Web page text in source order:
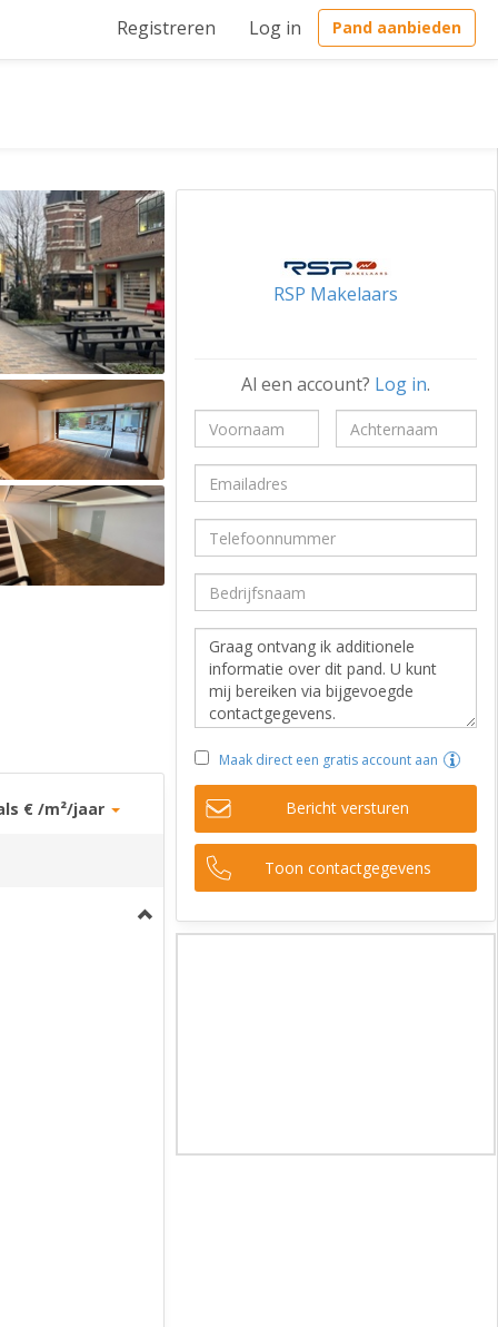
Registreren Log in Pand aanbieden
€ /m²/jaar
RSP Makelaars
Al een account? Log in.
Maak direct een gratis account aan
Bericht versturen
Toon contactgegevens